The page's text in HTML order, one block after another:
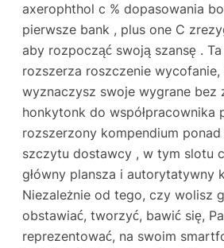
axerophthol c % dopasowania
pierwsze bank , plus one C
aby rozpocząć swoją szansę .
rozszerza roszczenie
wyznaczysz swoje wygrane bez
honkytonk do współpracownika
rozszerzony kompendium
szczytu dostawcy , w tym slotu
główny plansza i autorytatywny
Niezależnie od tego, czy wolisz
obstawiać, tworzyć, bawić się,
reprezentować, na swoim